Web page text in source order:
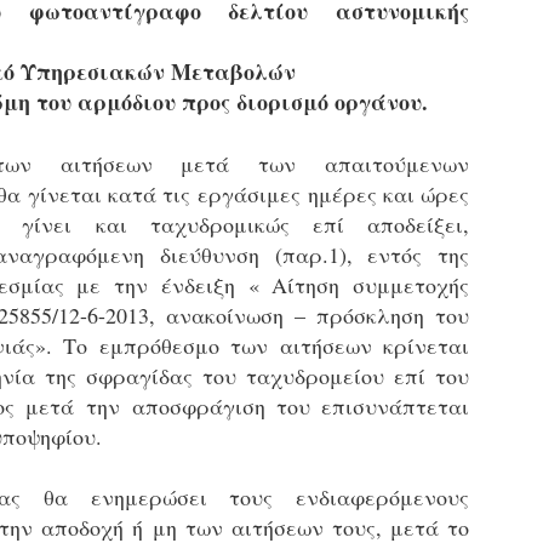
φωτοαντίγραφο δελτίου αστυνομικής
Υπηρεσιακών Μεταβολών
του αρμόδιου προς διορισμό οργάνου.
αιτήσεων μετά των απαιτούμενων
γίνεται κατά τιςεργάσιμες ημέρες και ώρες
και ταχυδρομικώς επί αποδείξει,
διεύθυνση (παρ.1), εντός της
με τηνένδειξη « Αίτηση συμμετοχής
12-6-2013, ανακοίνωση –πρόσκληση του
Το εμπρόθεσμο των αιτήσεων κρίνεται
της σφραγίδας του ταχυδρομείου επί του
μετά την αποσφράγιση του επισυνάπτεται
θα ενημερώσει τους ενδιαφερόμενους
αποδοχή ή μη των αιτήσεων τους, μετά το
τμήματα δοκιμων Αστυφυλάκων Νάουσας, Γρεβενων
και Μουζακίου το 2ο μέρος της Θεωρητικής
έκδοση εγκυκλιου οδηγιών σχετικά με το χρονοδιάγραμμα
(θεωρητικής και πρακτικής) των νεοδιορισθέντων
Τοπ. Αυτοδιοίκησης, της Γενικής Γραμματείας
Διοίκησης του Υπ. Εσωτερικών.
Δημοσιέυθηκε στο ΦΕΚ Β' 1682/26-03-2026 η
Απόφαση 16458 με θέμα;: «Εισαγωγική Εκπαίδευση -
Επιμόρφωση του ειδικού ένστολου προσωπικού της
δημοτικής αστυνομίας»
στο ΦΕΚ Β' 1682/26-03-2026 η Aπόφαση 16458 με
«Εισαγωγική Εκπαίδευση - Επιμόρφωση του ειδικού
προσωπικού της δημοτικής αστυνομίας».
νεοπροσληφθέντων Δημοτιοκών Αστυνομικών
(ανανεώνεται συνεχώς)